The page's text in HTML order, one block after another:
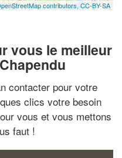
contributors, CC-BY-SA
vous le meilleur
contacter pour votre
clics votre besoin
vous et vous mettons
faut !